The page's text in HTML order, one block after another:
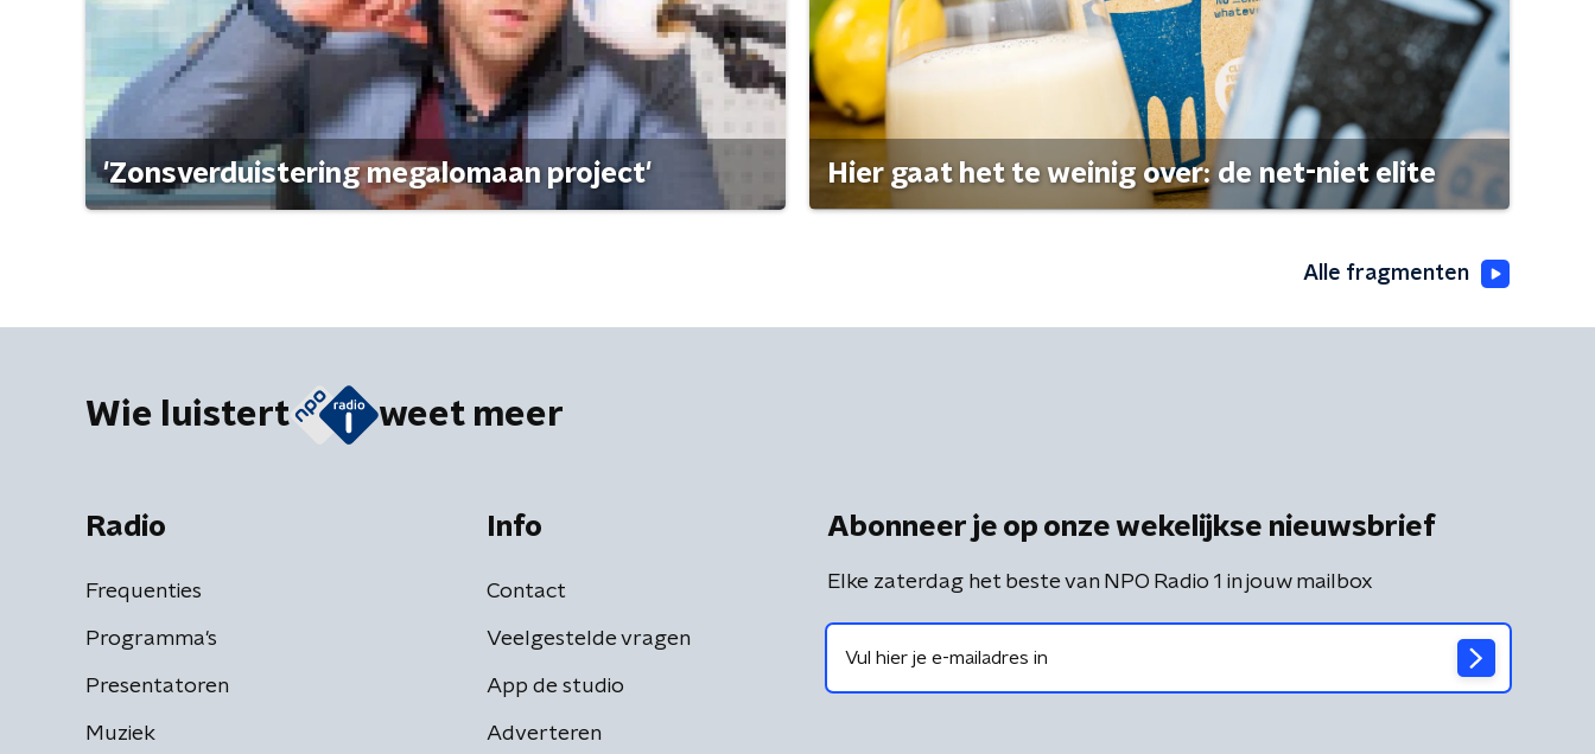
'Zonsverduistering megalomaan project' Hier gaat het te weinig over: de net-niet elite
Alle fragmenten
Wie luistert weet meer
Radio
Frequenties
Programma's
Presentatoren
Muziek
Info
Contact
Veelgestelde vragen
App de studio
Adverteren
Abonneer je op onze wekelijkse nieuwsbrief
Elke zaterdag het beste van NPO Radio 1 in jouw mailbox